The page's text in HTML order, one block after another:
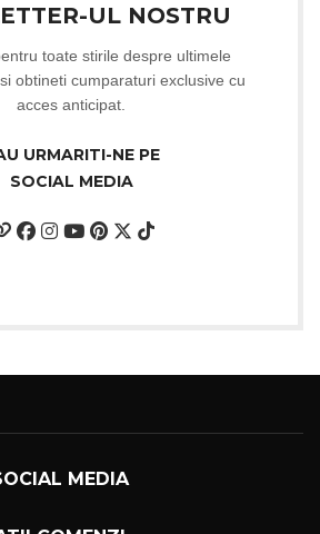
UL NOSTRU
toate stirile despre ultimele
obtineti cumparaturi exclusive cu
acces anticipat.
URMARITI-NE PE
SOCIAL MEDIA
MEDIA